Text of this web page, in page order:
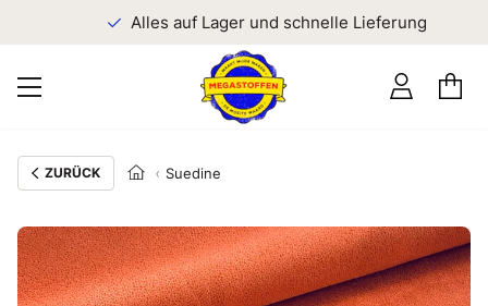
Alles auf Lager und schnelle Lieferung
ZURÜCK Suedine